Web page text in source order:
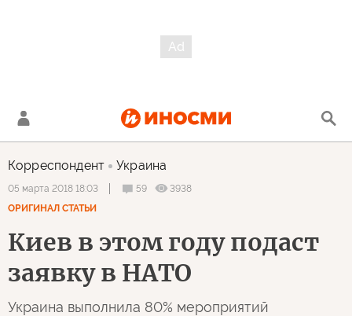
Корреспондент Украина
05 марта 2018 18:03 59
3938
ОРИГИНАЛ СТАТЬИ
Киев в этом году подаст
заявку в НАТО
Украина выполнила 80% мероприятий